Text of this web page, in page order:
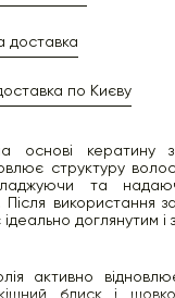
доставка
по Києву
основі кератину
структуру
та
використання
доглянутим і
активно
блиск і